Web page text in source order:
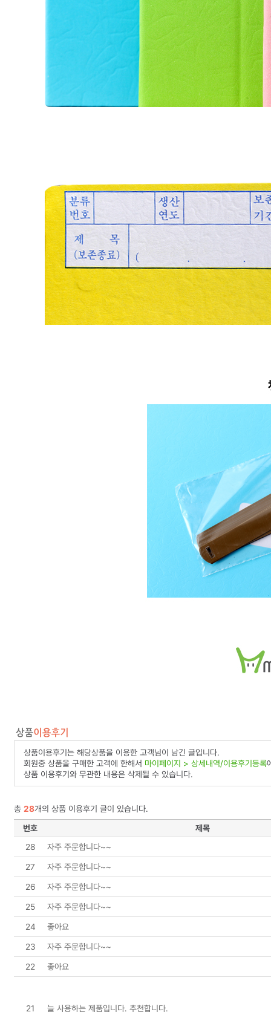
상품이용후기는 해당상품을 이용한 고객님이 남긴 글입니다.
회원중 상품을 구매한 고객에 한해서 마이페이지 > 상세내역/이용후기등록
상품 이용후기와 무관한 내용은 삭제될 수 있습니다.
총 28개의 상품 이용후기 글이 있습니다.
번호
제목
28
자주 주문합니다~~
27 자주 주문합니다~~
26 자주 주문합니다~~
25 자주 주문합니다~~
24 좋아요
23 자주 주문합니다~~
22 좋아요
21 늘 사용하는 제품입니다. 추천합니다.